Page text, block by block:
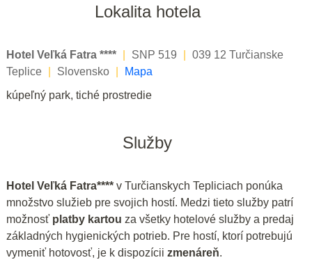
Lokalita hotela
Hotel Veľká Fatra **** SNP 519
039 12 Turčianske
Teplice
Slovensko
Mapa
kúpeľný park, tiché prostredie
Služby
Hotel Veľká Fatra**** v Turčianskych Tepliciach ponúka
množstvo služieb pre svojich hostí. Medzi tieto služby patrí
možnosť platby kartou za všetky hotelové služby a predaj
základných hygienických potrieb. Pre hostí, ktorí potrebujú
vymeniť hotovosť, je k dispozícii zmenáreň.